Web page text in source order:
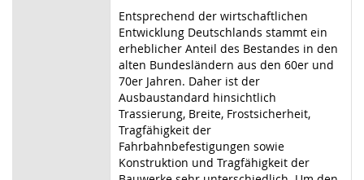
Entsprechend der wirtschaftlichen
Entwicklung Deutschlands stammt ein
erheblicher Anteil des Bestandes in den
alten Bundesländern aus den 60er und
70er Jahren. Daher ist der
Ausbaustandard hinsichtlich
Trassierung, Breite, Frostsicherheit,
Tragfähigkeit der
Fahrbahnbefestigungen sowie
Konstruktion und Tragfähigkeit der